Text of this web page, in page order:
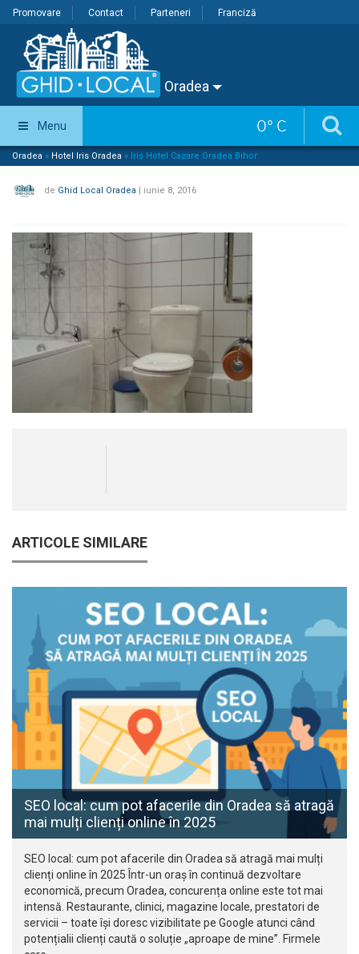
Promovare Contact Parteneri Franciză
Oradea
0° C
Menu
Oradea » Hotel Iris Oradea » Iris Hotel Cazare Oradea Bihor
de Ghid Local Oradea | iunie 8, 2016
ARTICOLE SIMILARE
SEO local: cum pot afacerile din Oradea să atragă
mai mulți clienți online în 2025
SEO local: cum pot afacerile din Oradea să atragă mai mulți
clienți online în 2025 Într-un oraș în continuă dezvoltare
economică, precum Oradea, concurența online este tot mai
intensă. Restaurante, clinici, magazine locale, prestatori de
servicii – toate își doresc vizibilitate pe Google atunci când
potențialii clienți caută o soluție „aproape de mine”. Firmele